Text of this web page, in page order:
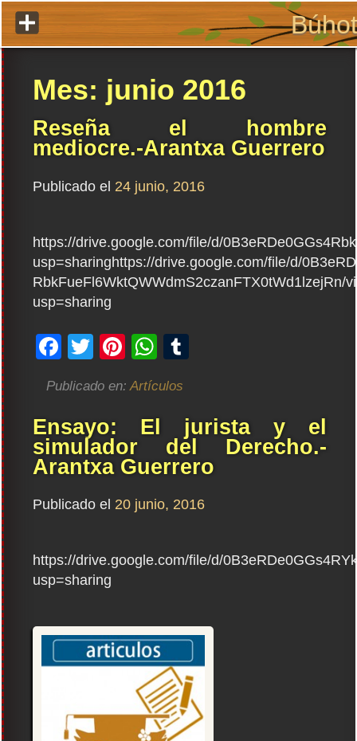
al
contenido
Mes: junio 2016
Reseña el hombre
mediocre.-Arantxa Guerrero
Publicado el 24 junio, 2016
https://drive.google.com/file/d/
usp=sharinghttps://drive.google.com/file/d/
RbkFueFl6WktQWWdmS2czanFTX0tWd1lzejRn/
usp=sharing
Facebook
TwitterPinterest
WhatsApp
Publicado en:Artículos
Ensayo: El jurista y el
simulador del Derecho.-
Arantxa Guerrero
Publicado el 20 junio, 2016
https://drive.google.com/file/d/
usp=sharing